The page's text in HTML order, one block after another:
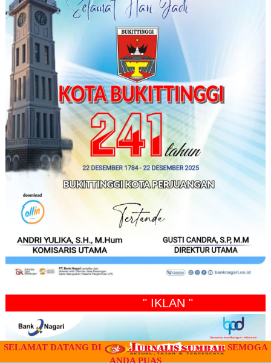
" IKLAN "
SELAMAT DATANG DI
SEMOGA
ANDA PUAS